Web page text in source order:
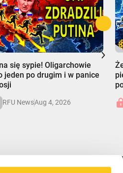
się sypie! Oligarchowie
jeden po drugim i w panice
RFU NewsAug 4, 2026